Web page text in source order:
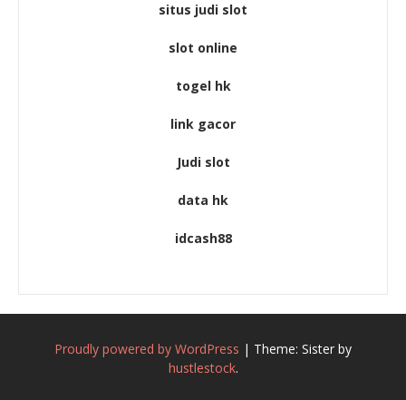
situs judi slot
slot online
togel hk
link gacor
Judi slot
data hk
idcash88
Proudly powered by WordPress | Theme: Sister by
hustlestock.